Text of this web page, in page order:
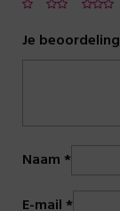
Je beoordeling
Naam*
E-mail*